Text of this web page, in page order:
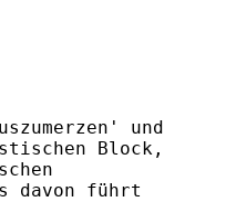
und
Block,
davon führt